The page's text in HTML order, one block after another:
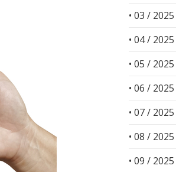
• 03 / 2025
• 04 / 2025
• 05 / 2025
• 06 / 2025
• 07 / 2025
• 08 / 2025
• 09 / 2025